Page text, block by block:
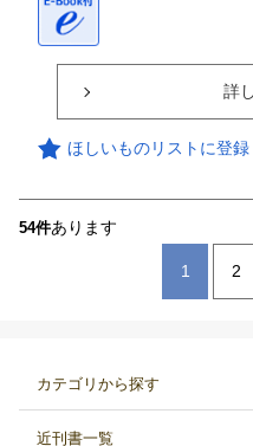
詳
ほしいものリストに登録
54件あります
1 2
カテゴリから探す
近刊書一覧